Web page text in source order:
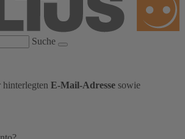
Suche
E-Mail-Adresse sowie